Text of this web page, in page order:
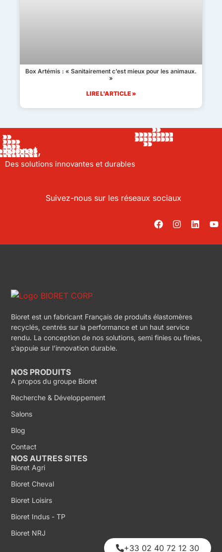
Box Artémis : « Sanitairement c’est mieux pour les animaux.
»
LIRE L'ARTICLE »
Bioret,
Des solutions innovantes et durables
Suivez-nous sur les réseaux sociaux
Bioret est un fabricant Français de produits élastomères
recyclés, centrés sur la performance et un haut service
rendu. La conception de nos solutions, semi finies ou finies,
s’appuie sur l’innovation durable.
NOS PRODUITS
A propos du groupe Bioret
Recherche & Développement
Salons
Blog
Contact
NOS AUTRES SITES
Bioret Agri
Bioret Cheval
Bioret Loisirs
Bioret Indus - TP
Bioret NRJ
+33 02 40 72 12 30